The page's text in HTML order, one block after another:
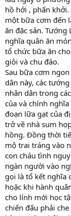
hồ hởi , phấn
một bữa cơm đến
ăn đặc sản.
nghĩa quân ăn
tổ chức bữa ăn
giỏi và chu đáo.
Sau bữa cơm
dân này, các
nhân dân trong
của và chính
đoạn lữa gạt của
trở về nhà sum
hồng. Đồng thời
mộ trai tráng vào
con cháu tình
ngàn người vào
gọi là tổ kết nghĩa
hoặc khi hành
cho lính mới học
chiến đấu phải